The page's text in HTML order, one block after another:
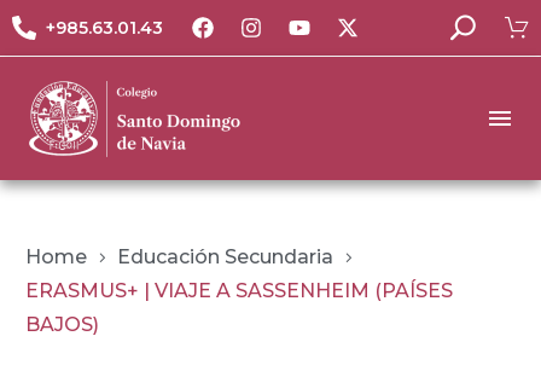
+985.63.01.43
Home
Educación Secundaria
ERASMUS+ | VIAJE A SASSENHEIM (PAÍSES
BAJOS)